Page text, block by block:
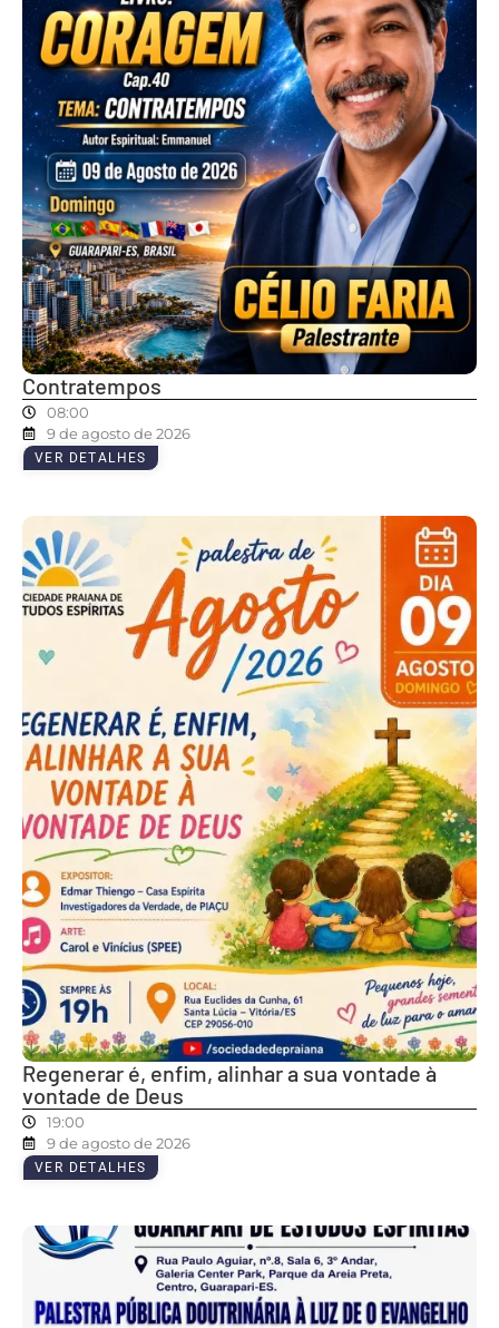
Contratempos
08:00
9 de agosto de 2026
VER DETALHES
Regenerar é, enfim, alinhar a sua vontade à
vontade de Deus
19:00
9 de agosto de 2026
VER DETALHES